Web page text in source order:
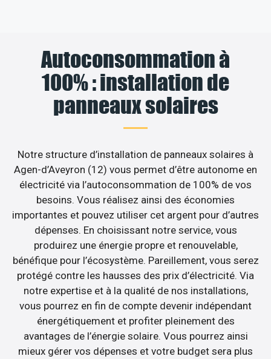
Autoconsommation à
100% : installation de
panneaux solaires
Notre structure d’installation de panneaux solaires à
Agen-d’Aveyron (12) vous permet d’être autonome en
électricité via l’autoconsommation de 100% de vos
besoins. Vous réalisez ainsi des économies
importantes et pouvez utiliser cet argent pour d’autres
dépenses. En choisissant notre service, vous
produirez une énergie propre et renouvelable,
bénéfique pour l’écosystème. Pareillement, vous serez
protégé contre les hausses des prix d’électricité. Via
notre expertise et à la qualité de nos installations,
vous pourrez en fin de compte devenir indépendant
énergétiquement et profiter pleinement des
avantages de l’énergie solaire. Vous pourrez ainsi
mieux gérer vos dépenses et votre budget sera plus